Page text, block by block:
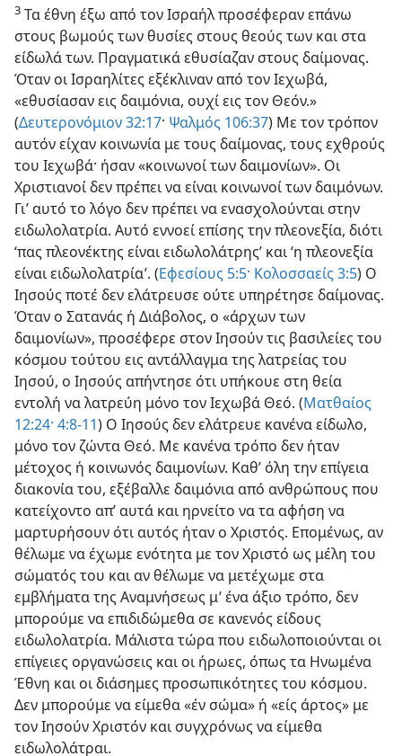
3 Τα έθνη έξω από τον Ισραήλ προσέφεραν επάνω
στους βωμούς των θυσίες στους θεούς των και στα
είδωλά των. Πραγματικά εθυσίαζαν στους δαίμονας.
Όταν οι Ισραηλίτες εξέκλιναν από τον Ιεχωβά,
«εθυσίασαν εις δαιμόνια, ουχί εις τον Θεόν.»
(Δευτερονόμιον 32:17· Ψαλμός 106:37) Με τον τρόπον
αυτόν είχαν κοινωνία με τους δαίμονας, τους εχθρούς
του Ιεχωβά· ήσαν «κοινωνοί των δαιμονίων». Οι
Χριστιανοί δεν πρέπει να είναι κοινωνοί των δαιμόνων.
Γι’ αυτό το λόγο δεν πρέπει να ενασχολούνται στην
ειδωλολατρία. Αυτό εννοεί επίσης την πλεονεξία, διότι
‘πας πλεονέκτης είναι ειδωλολάτρης’ και ‘η πλεονεξία
είναι ειδωλολατρία’. (Εφεσίους 5:5· Κολοσσαείς 3:5) Ο
Ιησούς ποτέ δεν ελάτρευσε ούτε υπηρέτησε δαίμονας.
Όταν ο Σατανάς ή Διάβολος, ο «άρχων των
δαιμονίων», προσέφερε στον Ιησούν τις βασιλείες του
κόσμου τούτου εις αντάλλαγμα της λατρείας του
Ιησού, ο Ιησούς απήντησε ότι υπήκουε στη θεία
εντολή να λατρεύη μόνο τον Ιεχωβά Θεό. (Ματθαίος
12:24· 4:8-11) Ο Ιησούς δεν ελάτρευε κανένα είδωλο,
μόνο τον ζώντα Θεό. Με κανένα τρόπο δεν ήταν
μέτοχος ή κοινωνός δαιμονίων. Καθ’ όλη την επίγεια
διακονία του, εξέβαλλε δαιμόνια από ανθρώπους που
κατείχοντο απ’ αυτά και ηρνείτο να τα αφήση να
μαρτυρήσουν ότι αυτός ήταν ο Χριστός. Επομένως, αν
θέλωμε να έχωμε ενότητα με τον Χριστό ως μέλη του
σώματός του και αν θέλωμε να μετέχωμε στα
εμβλήματα της Αναμνήσεως μ’ ένα άξιο τρόπο, δεν
μπορούμε να επιδιδώμεθα σε κανενός είδους
ειδωλολατρία. Μάλιστα τώρα που ειδωλοποιούνται οι
επίγειες οργανώσεις και οι ήρωες, όπως τα Ηνωμένα
Έθνη και οι διάσημες προσωπικότητες του κόσμου.
Δεν μπορούμε να είμεθα «έν σώμα» ή «είς άρτος» με
τον Ιησούν Χριστόν και συγχρόνως να είμεθα
ειδωλολάτραι.